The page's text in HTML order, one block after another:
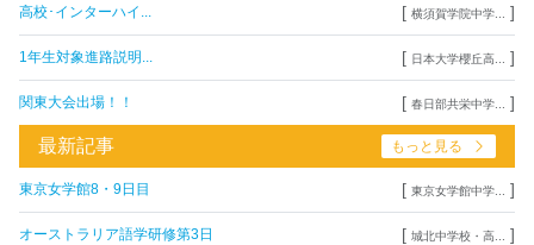
高校･インターハイ... [ 横須賀学院中学... ]
1年生対象進路説明... [ 日本大学櫻丘高... ]
関東大会出場！！ [ 春日部共栄中学... ]
最新記事 もっと見る
東京女学館8・9日目 [ 東京女学館中学... ]
オーストラリア語学研修第3日 [ 城北中学校・高... ]